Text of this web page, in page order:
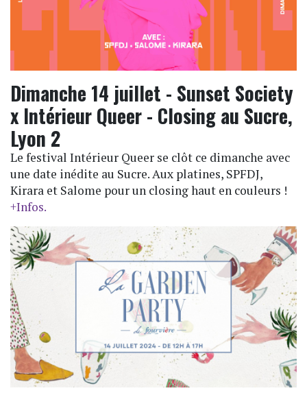
Dimanche 14 juillet - Sunset Society
x Intérieur Queer - Closing au Sucre,
Lyon 2
Le festival Intérieur Queer se clôt ce dimanche avec
une date inédite au Sucre. Aux platines, SPFDJ,
Kirara et Salome pour un closing haut en couleurs !
+Infos.